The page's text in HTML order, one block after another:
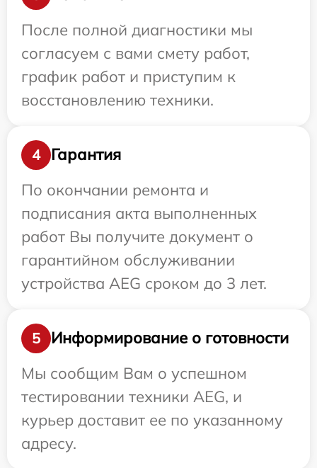
После полной диагностики мы
согласуем с вами смету работ,
график работ и приступим к
восстановлению техники.
4
Гарантия
По окончании ремонта и
подписания акта выполненных
работ Вы получите документ о
гарантийном обслуживании
устройства AEG сроком до 3 лет.
5
Информирование о готовности
Мы сообщим Вам о успешном
тестировании техники AEG, и
курьер доставит ее по указанному
адресу.